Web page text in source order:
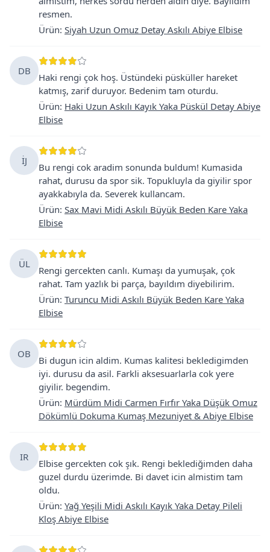
resmen.
Ürün: Siyah Uzun Omuz Detay Askılı Abiye Elbise
DB
Haki rengi çok hoş. Üstündeki püsküller hareket
katmış, zarif duruyor. Bedenim tam oturdu.
Ürün: Haki Uzun Askılı Kayık Yaka Püskül Detay Abiye
Elbise
İJ
Bu rengi cok aradim sonunda buldum! Kumasida
rahat, durusu da spor sik. Topukluyla da giyilir spor
ayakkabıyla da. Severek kullancam.
Ürün: Sax Mavi Midi Askılı Büyük Beden Kare Yaka
Elbise
ÜL
Rengi gercekten canlı. Kumaşı da yumuşak, çok
rahat. Tam yazlık bi parça, bayıldım diyebilirim.
Ürün: Turuncu Midi Askılı Büyük Beden Kare Yaka
Elbise
OB
Bi dugun icin aldim. Kumas kalitesi bekledigimden
iyi. durusu da asil. Farkli aksesuarlarla cok yere
giyilir. begendim.
Ürün: Mürdüm Midi Carmen Fırfır Yaka Düşük Omuz
Dökümlü Dokuma Kumaş Mezuniyet & Abiye Elbise
IR
Elbise gercekten cok şık. Rengi beklediğimden daha
guzel durdu üzerimde. Bi davet icin almistim tam
oldu.
Ürün: Yağ Yeşili Midi Askılı Kayık Yaka Detay Pileli
Kloş Abiye Elbise